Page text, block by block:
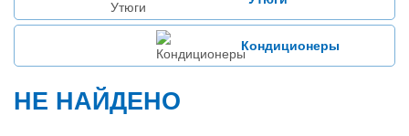
Кондиционеры
НЕ НАЙДЕНО